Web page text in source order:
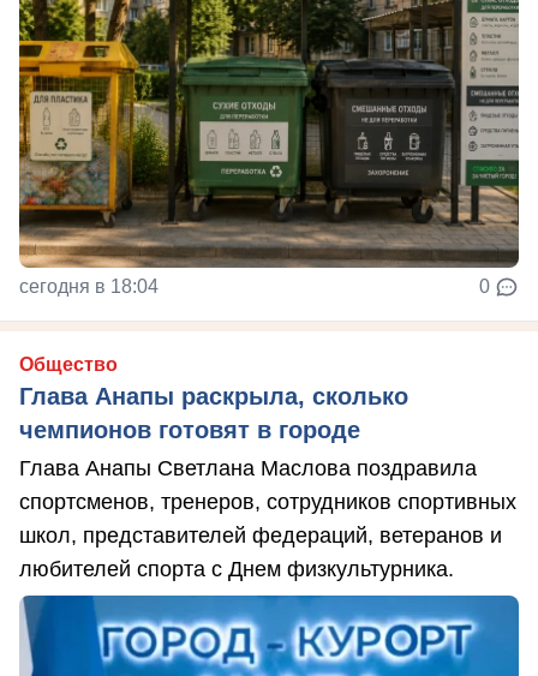
сегодня в 18:04 0
Общество
Глава Анапы раскрыла, сколько
чемпионов готовят в городе
Глава Анапы Светлана Маслова поздравила
спортсменов, тренеров, сотрудников спортивных
школ, представителей федераций, ветеранов и
любителей спорта с Днем физкультурника.